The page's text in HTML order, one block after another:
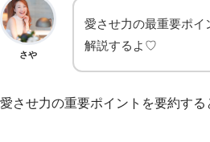
さや
愛させ力の最重要ポイ
解説するよ♡
愛させ力の重要ポイントを要約する